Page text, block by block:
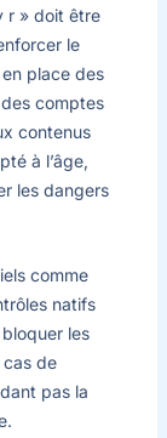
r » doit être
le
place des
comptes
contenus
à l’âge,
les dangers
comme
natifs
les
de
pas la